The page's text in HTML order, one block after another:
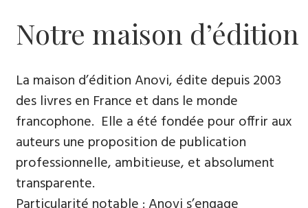
Notre maison d’édition
La maison d’édition Anovi, édite depuis 2003
des livres en France et dans le monde
francophone. Elle a été fondée pour offrir aux
auteurs une proposition de publication
professionnelle, ambitieuse, et absolument
transparente.